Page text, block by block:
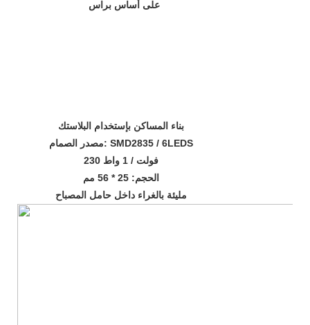
على أساس براس
بناء المساكن بإستخدام البلاستك
مصدر الصمام: SMD2835 / 6LEDS
230 فولت / 1 واط
الحجم: 25 * 56 مم
مليئة بالغراء داخل حامل المصباح